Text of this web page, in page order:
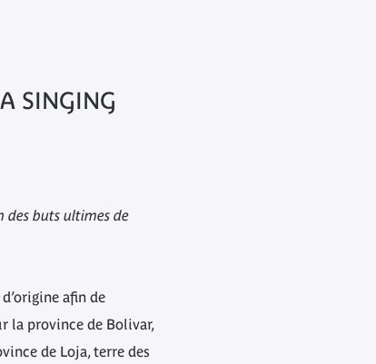
SINGING
des buts ultimes de
afin de
la province de Bolivar,
de Loja, terre des